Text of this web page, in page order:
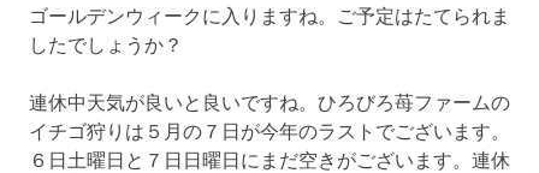
ゴールデンウィークに入りますね。ご予定はたてられま
したでしょうか？
連休中天気が良いと良いですね。ひろびろ苺ファームの
イチゴ狩りは５月の７日が今年のラストでございます。
６日土曜日と７日日曜日にまだ空きがございます。連休